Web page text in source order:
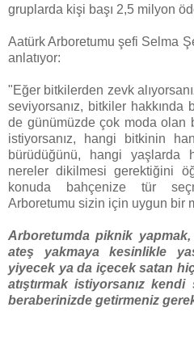
gruplarda kişi başı 2,5 milyon
Aatürk Arboretumu şefi Selma
anlatıyor:
"Eğer bitkilerden zevk
seviyorsanız, bitkiler hakkında
de günümüzde çok moda olan
istiyorsanız, hangi bitkinin
bürüdüğünü, hangi yaşlarda
nereler dikilmesi gerektiğini
konuda bahçenize tür
Arboretumu sizin için uygun bir
Arboretumda piknik
ateş yakmaya kesinlikle
yiyecek ya da içecek satan
atıştırmak istiyorsanız
beraberinizde getirmeniz